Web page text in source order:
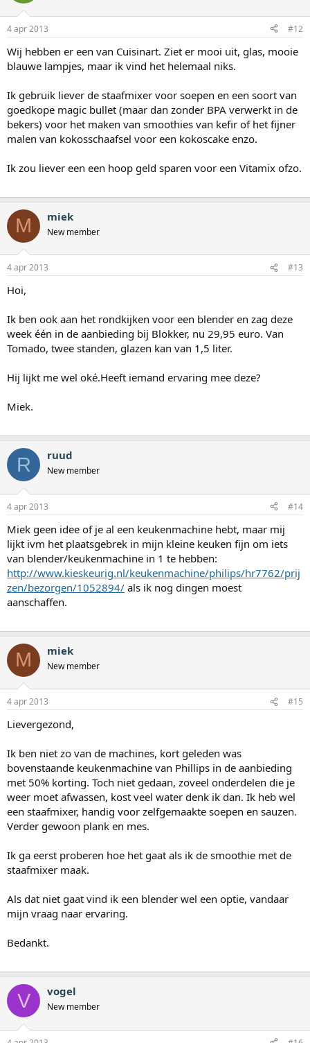
4 apr 2013 #12
Wij hebben er een van Cuisinart. Ziet er mooi uit, glas, mooie
blauwe lampjes, maar ik vind het helemaal niks.
Ik gebruik liever de staafmixer voor soepen en een soort van
goedkope magic bullet (maar dan zonder BPA verwerkt in de
bekers) voor het maken van smoothies van kefir of het fijner
malen van kokosschaafsel voor een kokoscake enzo.
Ik zou liever een een hoop geld sparen voor een Vitamix ofzo.
M miek
New member
4 apr 2013 #13
Hoi,
Ik ben ook aan het rondkijken voor een blender en zag deze
week één in de aanbieding bij Blokker, nu 29,95 euro. Van
Tomado, twee standen, glazen kan van 1,5 liter.
Hij lijkt me wel oké.Heeft iemand ervaring mee deze?
Miek.
R ruud
New member
4 apr 2013 #14
Miek geen idee of je al een keukenmachine hebt, maar mij
lijkt ivm het plaatsgebrek in mijn kleine keuken fijn om iets
van blender/keukenmachine in 1 te hebben:
http://www.kieskeurig.nl/keukenmachine/philips/hr7762/prij
zen/bezorgen/1052894/ als ik nog dingen moest
aanschaffen.
M miek
New member
4 apr 2013 #15
Lievergezond,
Ik ben niet zo van de machines, kort geleden was
bovenstaande keukenmachine van Phillips in de aanbieding
met 50% korting. Toch niet gedaan, zoveel onderdelen die je
weer moet afwassen, kost veel water denk ik dan. Ik heb wel
een staafmixer, handig voor zelfgemaakte soepen en sauzen.
Verder gewoon plank en mes.
Ik ga eerst proberen hoe het gaat als ik de smoothie met de
staafmixer maak.
Als dat niet gaat vind ik een blender wel een optie, vandaar
mijn vraag naar ervaring.
Bedankt.
V vogel
New member